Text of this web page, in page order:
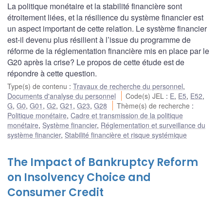
La politique monétaire et la stabilité financière sont
étroitement liées, et la résilience du système financier est
un aspect important de cette relation. Le système financier
est-il devenu plus résilient à l’issue du programme de
réforme de la réglementation financière mis en place par le
G20 après la crise? Le propos de cette étude est de
répondre à cette question.
Type(s) de contenu : Travaux de recherche du personnel,
Documents d'analyse du personnel
Code(s) JEL : E, E5, E52,
G, G0, G01 , G2, G21 , G23, G28 Thème(s) de recherche :
Politique monétaire, Cadre et transmission de la politique
monétaire, Système financier, Réglementation et surveillance du
système financier, Stabilité financière et risque systémique
The Impact of Bankruptcy Reform
on Insolvency Choice and
Consumer Credit